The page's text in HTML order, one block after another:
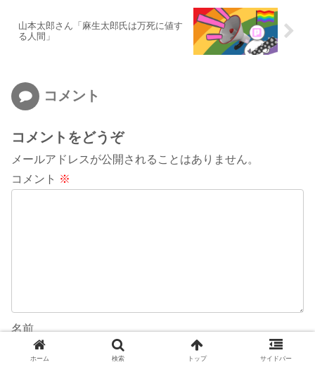
山本太郎さん「麻生太郎氏は万死に値す
る人間」
コメント
コメントをどうぞ
メールアドレスが公開されることはありません。
コメント ※
名前
ホーム 検索 トップ サイドバー